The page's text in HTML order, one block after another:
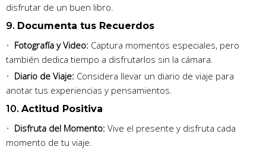
disfrutar de un buen libro.
9. Documenta tus Recuerdos
Fotografía y Video: Captura momentos especiales, pero
también dedica tiempo a disfrutarlos sin la cámara.
Diario de Viaje: Considera llevar un diario de viaje para
anotar tus experiencias y pensamientos.
10. Actitud Positiva
Disfruta del Momento: Vive el presente y disfruta cada
momento de tu viaje.